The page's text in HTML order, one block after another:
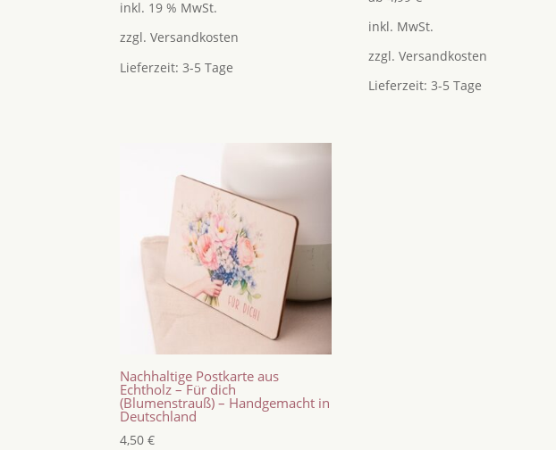
inkl. 19 % MwSt.
zzgl.Versandkosten
Lieferzeit:3-5 Tage
mit
von 5
inkl. MwSt.
zzgl.Versandkosten
Lieferzeit:3-5 Tage
Nachhaltige Postkarte aus
Echtholz – Für dich
(Blumenstrauß) – Handgemacht in
Deutschland
4,50€